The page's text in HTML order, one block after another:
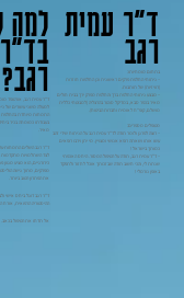
ד"ר עמית
רגב
בתחום מומחיותו:
– ניתוחי החלפת פרקים ראשונית וכן החלפות חוזרות
(רוויזיות) של תותבות.
– מבצע ניתוחי החלפת ברך והחלפת מפרק ירך בבית חולים
מאיר בכפר סבא, במדיקל סנטר בהרצליה (למבוטחי כללית
מושלם, קופ"ח לאומית וחברות הביטוח).
מטופלים מספרים:
– רוצה לפרגן ולומר תודה לד"ר עמית רגב על הניתוח שידי זהב
עשו אותו ושאתה רופא אנושי ומצויין. מי יתן וירבו רופאים
כמותך בישראל !
– ד"ר עמית רגב, תודה על הטיפול המסור. היחס האכפתי
שנתת לי, והכי חשוב תודה שבזכותך אוכל לחזור ולתפקד
באופן נורמלי !
למה
רגב?
ד"ר עמית רגב, אורטופד
למעלה משני עשורים של
התמחות מיוחדת בהחלפת
בעבודתו כמומחה בכיר
מאיר.
ד"ר רגב השלים התמחות-
לצד השתלמויות מתקדמות
כירורגיים, הוא מציע מגוון
מפרקים, מתוך גישה
את הפתרון הטוב ביותר.
ד"ר רגב דוגל ביחס אישי
ההיסטוריה הרפואית, אורח
אל תדחו את הטיפול בכאב.